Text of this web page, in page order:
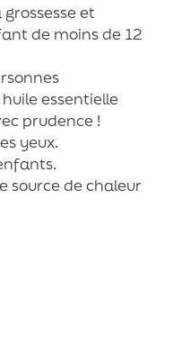
et
de moins de 12
essentielle
prudence !
yeux.
source de chaleur